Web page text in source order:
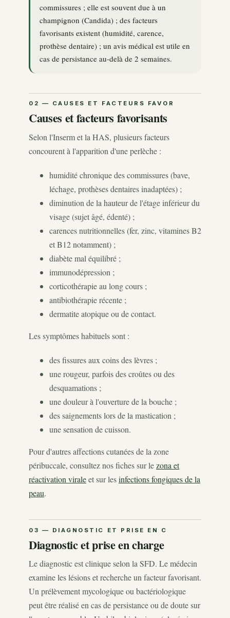
commissures ; elle est souvent due à un
champignon (Candida) ; des facteurs
favorisants existent (humidité, carence,
prothèse dentaire) ; un avis médical est utile en
cas de persistance au-delà de 2 semaines.
Causes et facteurs favorisants
Selon l'Inserm et la HAS, plusieurs facteurs
concourent à l'apparition d'une perlèche :
humidité chronique des commissures (bave,
léchage, prothèses dentaires inadaptées) ;
diminution de la hauteur de l'étage inférieur du
visage (sujet âgé, édenté) ;
carences nutritionnelles (fer, zinc, vitamines B2
et B12 notamment) ;
diabète mal équilibré ;
immunodépression ;
corticothérapie au long cours ;
antibiothérapie récente ;
dermatite atopique ou de contact.
Les symptômes habituels sont :
des fissures aux coins des lèvres ;
une rougeur, parfois des croûtes ou des
desquamations ;
une douleur à l'ouverture de la bouche ;
des saignements lors de la mastication ;
une sensation de cuisson.
Pour d'autres affections cutanées de la zone
péribuccale, consultez nos fiches sur lezona et
réactivation viraleet sur lesinfections fongiques de la
peau.
Diagnostic et prise en charge
Le diagnostic est clinique selon la SFD. Le médecin
examine les lésions et recherche un facteur favorisant.
Un prélèvement mycologique ou bactériologique
peut être réalisé en cas de persistance ou de doute sur